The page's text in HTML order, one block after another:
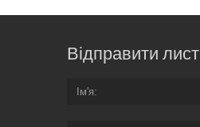
Відправити лист
Ім'я